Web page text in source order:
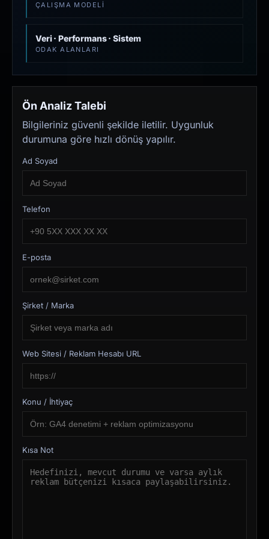
ÇALIŞMA MODELI
Veri · Performans · Sistem
ODAK ALANLARI
Ön Analiz Talebi
Bilgileriniz güvenli şekilde iletilir. Uygunluk
durumuna göre hızlı dönüş yapılır.
Ad Soyad
Telefon
E-posta
Şirket / Marka
Web Sitesi / Reklam Hesabı URL
Konu / İhtiyaç
Kısa Not